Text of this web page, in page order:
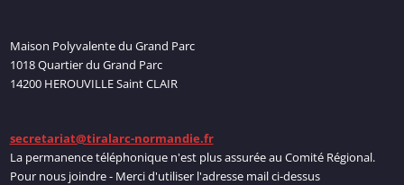
Maison Polyvalente du Grand Parc
1018 Quartier du Grand Parc
14200 HEROUVILLE Saint CLAIR
secretariat@tiralarc-normandie.fr
La permanence téléphonique n'est plus assurée au Comité Régional.
Pour nous joindre - Merci d'utiliser l'adresse mail ci-dessus